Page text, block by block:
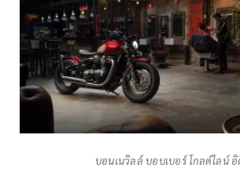
บอนเนวิลล์ บอบเบอร์ โกลด์ไลน์